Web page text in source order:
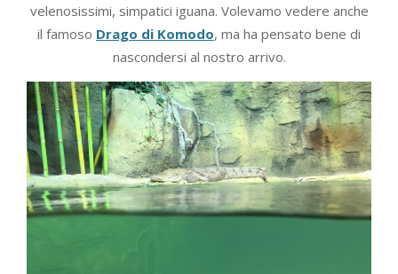
velenosissimi, simpatici iguana. Volevamo vedere anche
il famoso Drago di Komodo, ma ha pensato bene di
nascondersi al nostro arrivo.